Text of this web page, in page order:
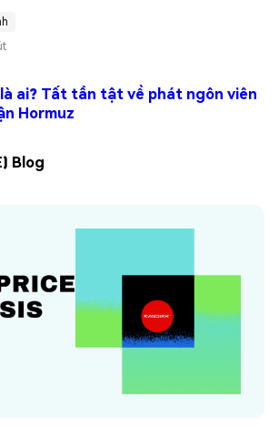
ai? Tất tần tật về phát ngôn viên
Hormuz
Blog